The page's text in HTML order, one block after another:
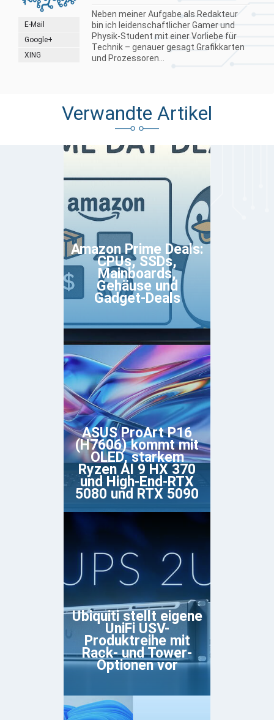
E-Mail
Google+
XING
Neben meiner Aufgabe als Redakteur
bin ich leidenschaftlicher Gamer und
Physik-Student mit einer Vorliebe für
Technik – genauer gesagt Grafikkarten
und Prozessoren...
Verwandte Artikel
Amazon Prime Deals:
CPUs, SSDs,
Mainboards,
Gehäuse und
Gadget-Deals
ASUS ProArt P16
(H7606) kommt mit
OLED, starkem
Ryzen AI 9 HX 370
und High-End-RTX
5080 und RTX 5090
Ubiquiti stellt eigene
UniFi USV-
Produktreihe mit
Rack- und Tower-
Optionen vor